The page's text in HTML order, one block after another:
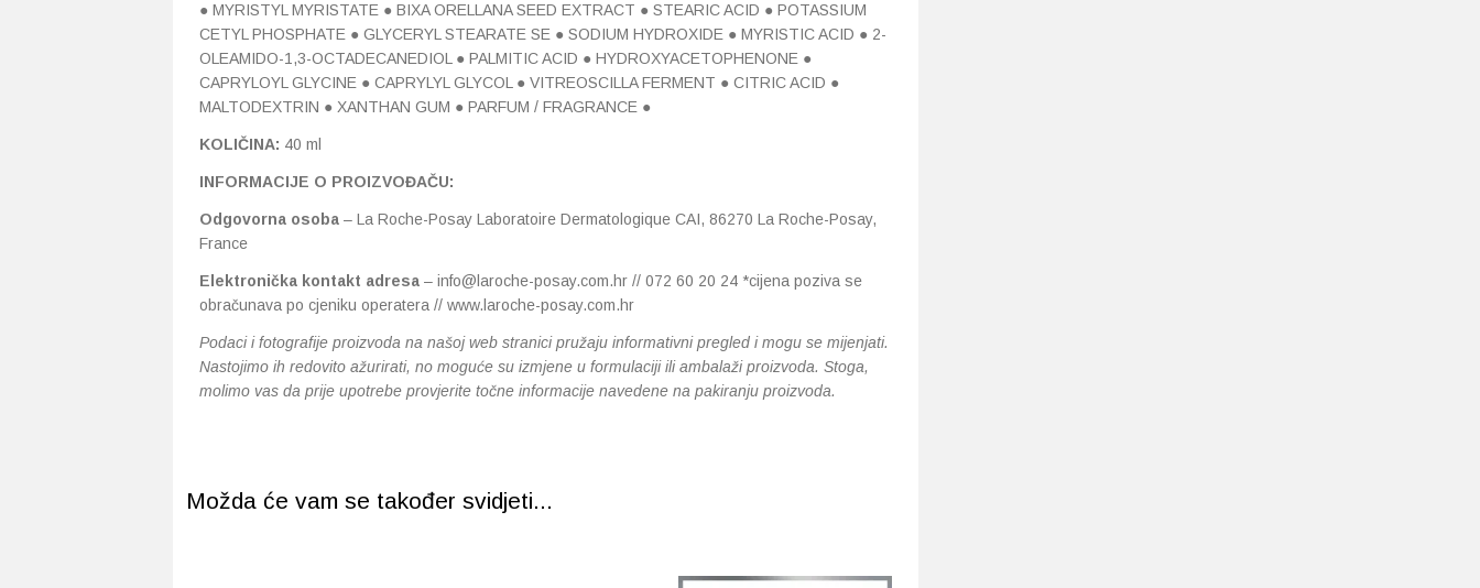
● MYRISTYL MYRISTATE ● BIXA ORELLANA SEED EXTRACT ● STEARIC ACID ● POTASSIUM
CETYL PHOSPHATE ● GLYCERYL STEARATE SE ● SODIUM HYDROXIDE ● MYRISTIC ACID ● 2-
OLEAMIDO-1,3-OCTADECANEDIOL ● PALMITIC ACID ● HYDROXYACETOPHENONE ●
CAPRYLOYL GLYCINE ● CAPRYLYL GLYCOL ● VITREOSCILLA FERMENT ● CITRIC ACID ●
MALTODEXTRIN ● XANTHAN GUM ● PARFUM / FRAGRANCE ●
KOLIČINA: 40 ml
INFORMACIJE O PROIZVOĐAČU:
Odgovorna osoba – La Roche-Posay Laboratoire Dermatologique CAI, 86270 La Roche-Posay,
France
Elektronička kontakt adresa – info@laroche-posay.com.hr // 072 60 20 24 *cijena poziva se
obračunava po cjeniku operatera // www.laroche-posay.com.hr
Podaci i fotografije proizvoda na našoj web stranici pružaju informativni pregled i mogu se mijenjati.
Nastojimo ih redovito ažurirati, no moguće su izmjene u formulaciji ili ambalaži proizvoda. Stoga,
molimo vas da prije upotrebe provjerite točne informacije navedene na pakiranju proizvoda.
Možda će vam se također svidjeti...